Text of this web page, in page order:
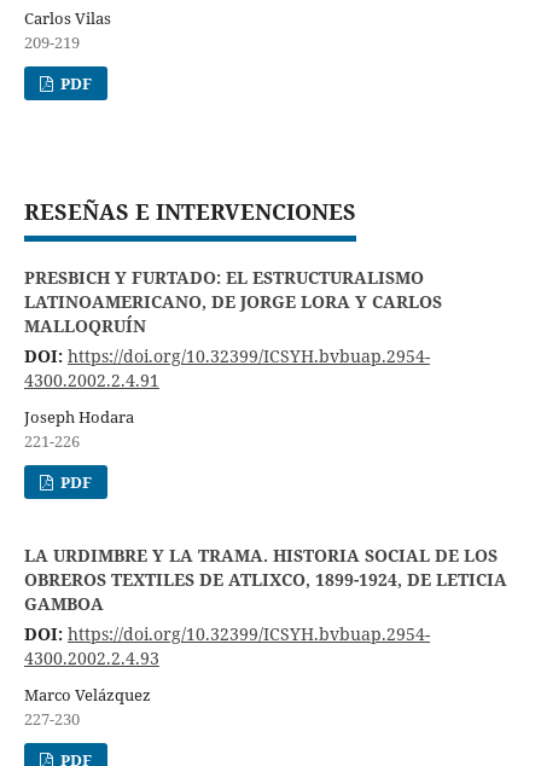
Carlos Vilas
209-219
PDF
RESEÑAS E INTERVENCIONES
PRESBICH Y FURTADO: EL ESTRUCTURALISMO
LATINOAMERICANO, DE JORGE LORA Y CARLOS
MALLOQRUÍN
DOI: https://doi.org/10.32399/ICSYH.bvbuap.2954-
4300.2002.2.4.91
Joseph Hodara
221-226
PDF
LA URDIMBRE Y LA TRAMA. HISTORIA SOCIAL DE LOS
OBREROS TEXTILES DE ATLIXCO, 1899-1924, DE LETICIA
GAMBOA
DOI: https://doi.org/10.32399/ICSYH.bvbuap.2954-
4300.2002.2.4.93
Marco Velázquez
227-230
PDF